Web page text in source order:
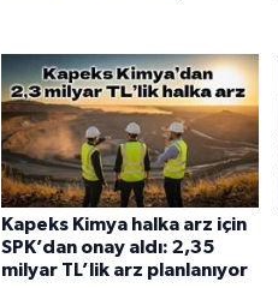
Kapeks Kimya halka arz için
SPK’dan onay aldı: 2,35
milyar TL’lik arz planlanıyor